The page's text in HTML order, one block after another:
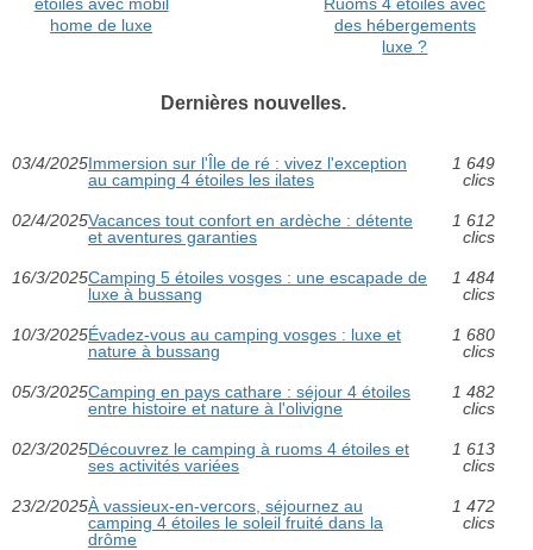
home de luxe
des hébergements
luxe ?
Dernières nouvelles.
03/4/2025Immersion sur l'Île de ré : vivez l'exception
au camping 4 étoiles les ilates
1 649
clics
02/4/2025Vacances tout confort en ardèche : détente
et aventures garanties
1 612
clics
16/3/2025Camping 5 étoiles vosges : une escapade de
luxe à bussang
1 484
clics
10/3/2025Évadez-vous au camping vosges : luxe et
nature à bussang
1 680
clics
05/3/2025Camping en pays cathare : séjour 4 étoiles
entre histoire et nature à l'olivigne
1 482
clics
02/3/2025Découvrez le camping à ruoms 4 étoiles et
ses activités variées
1 613
clics
23/2/2025À vassieux-en-vercors, séjournez au
camping 4 étoiles le soleil fruité dans la
drôme
1 472
clics